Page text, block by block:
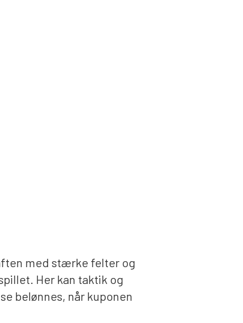
med stærke felter og
Her kan taktik og
belønnes, når kuponen